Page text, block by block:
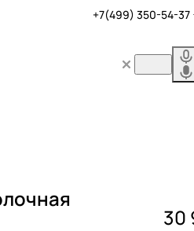
+7(499) 350-54-37
30